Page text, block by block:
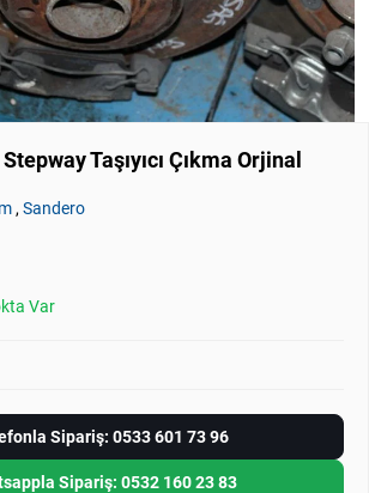
Taşıyıcı Çıkma Orjinal
, Sandero
Var
Sipariş: 0533 601 73 96
Sipariş: 0532 160 23 83